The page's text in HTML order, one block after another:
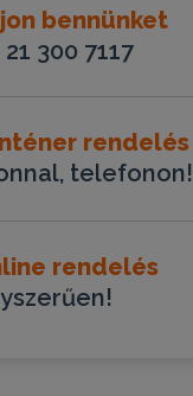
bennünket
21 300 7117
rendelés
telefonon!
rendelés